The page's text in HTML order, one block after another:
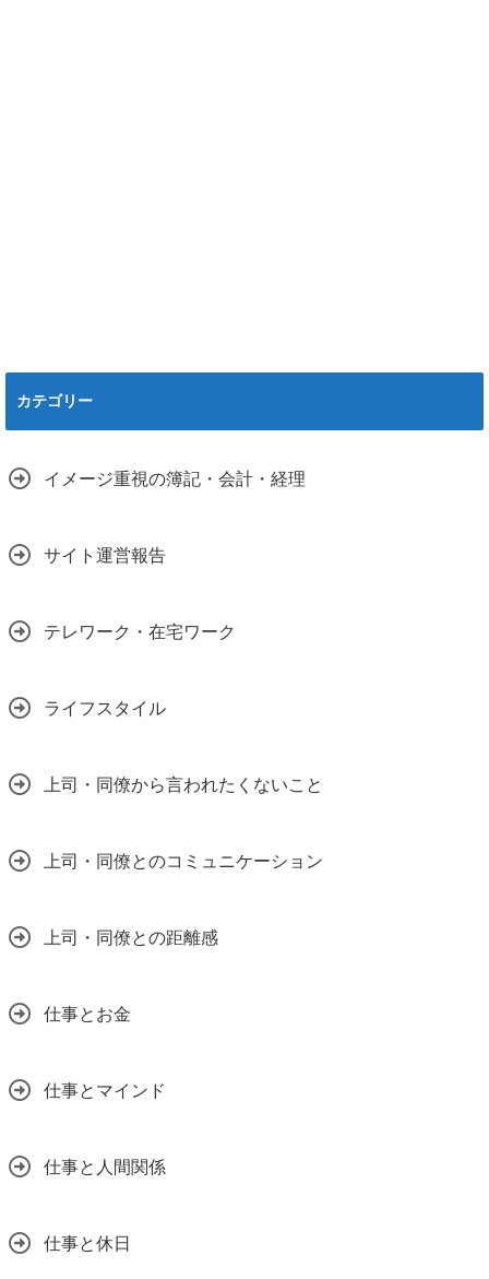
カテゴリー
イメージ重視の簿記・会計・経理
サイト運営報告
テレワーク・在宅ワーク
ライフスタイル
上司・同僚から言われたくないこと
上司・同僚とのコミュニケーション
上司・同僚との距離感
仕事とお金
仕事とマインド
仕事と人間関係
仕事と休日